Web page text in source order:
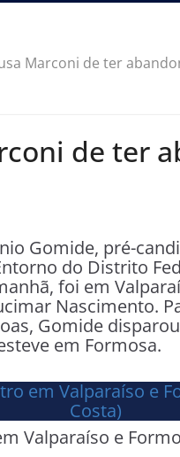
Marconi de ter
de ter
Gomide, pré-
do Distrito
foi em
Nascimento.
Gomide
em Formosa.
Valparaíso e